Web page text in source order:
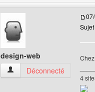
design-web
design-web Voir le profil de
Déconnecté
4